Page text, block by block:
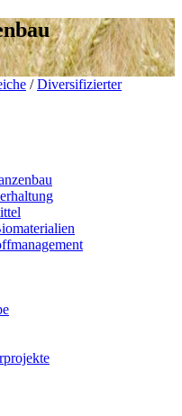
/ Diversifizierter